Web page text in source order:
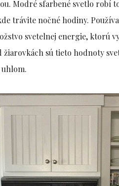
Modré sfarbené svetlo robí
trávite nočné hodiny.
svetelnej energie, ktorú
žiarovkách sú tieto hodnoty